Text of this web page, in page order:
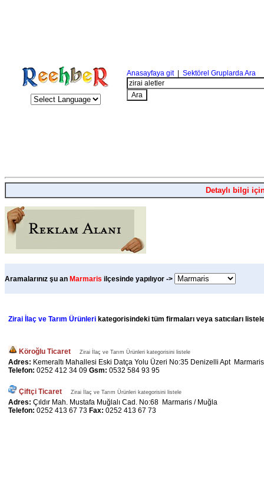
Anasayfaya git| Sektörel Gruplarda Ara
Detaylı bilgi
Aramalarınız şu an Marmaris ilçesinde yapılıyor ->
Zirai İlaç ve Tarım Ürünleri kategorisindeki tüm firmaları veya satıcıları
Köroğlu Ticaret Zirai İlaç ve Tarım Ürünleri kategorisini listele
Adres: Kemeraltı Mahallesi Eski Datça Yolu Üzeri No:35 Denizelli Apt
Telefon: 0252 412 34 09 Gsm: 0532 584 93 95
Çiftçi Ticaret Zirai İlaç ve Tarım Ürünleri kategorisini listele
Adres: Çıldır Mah. Mustafa Muğlalı Cad. No:68 Marmaris / Muğla
Telefon: 0252 413 67 73 Fax: 0252 413 67 73